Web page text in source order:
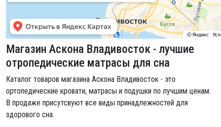
Магазин Аскона Владивосток - лучшие
отропедические матрасы для сна
Каталог товаров магазина Аскона Владивосток - это
ортопедические кровати, матрасы и подушки по лучшим ценам.
В продаже присутсвуют все виды принадлежностей для
здорового сна.